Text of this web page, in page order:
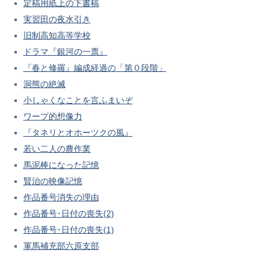
定稿用紙上の下書稿
実習田の夜水引き
旧制高知高等学校
ドラマ『銀河の一票』
『春と修羅』編成経過の「第０段階」
洞熊の絶滅
小しゃくなことを言ふまいぞ
ワープ的想像力
『タネリとオホーツクの風』
若い二人の農作業
馬泥棒になった記憶
賢治の映像記憶
作品番号消失の理由
作品番号･日付の喪失(2)
作品番号･日付の喪失(1)
軍馬補充部六原支部